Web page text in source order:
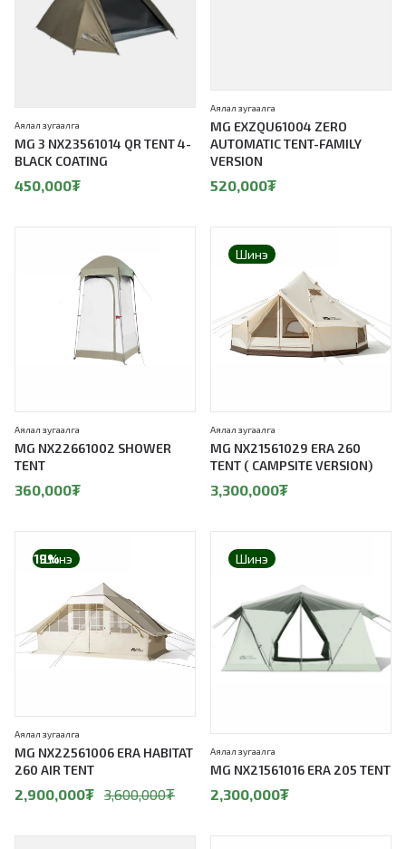
MG 3 NX23561014 QR TENT 4-
BLACK COATING
Аялал зугаалга
450,000₮
MG EXZQU61004 ZERO
AUTOMATIC TENT-FAMILY
VERSION
Аялал зугаалга
520,000₮
MG NX22661002 SHOWER
TENT
Аялал зугаалга
360,000₮
Шинэ
MG NX21561029 ERA 260
TENT ( CAMPSITE VERSION)
Аялал зугаалга
3,300,000₮
Шинэ
19%
MG NX22561006 ERA HABITAT
260 AIR TENT
Аялал зугаалга
2,900,000₮ 3,600,000₮
Шинэ
MG NX21561016 ERA 205 TENT
Аялал зугаалга
2,300,000₮